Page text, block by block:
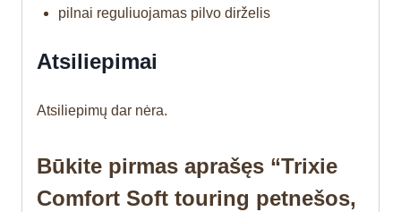
pilnai reguliuojamas pilvo dirželis
Atsiliepimai
Atsiliepimų dar nėra.
Būkite pirmas aprašęs “Trixie
Comfort Soft touring petnešos,